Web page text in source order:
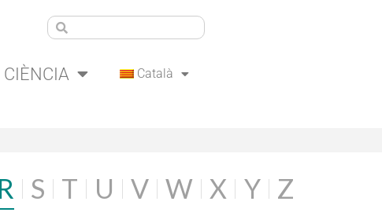
CIÈNCIA Català
R S T U V W X Y Z